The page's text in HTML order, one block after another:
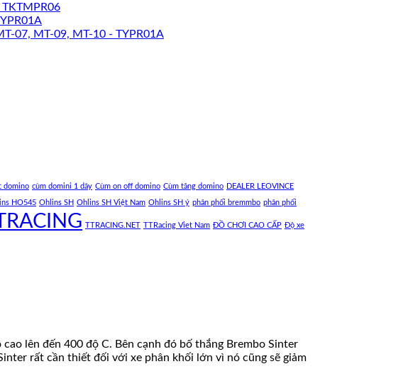
07, MT-09, MT-10 - TYPR01A
domino cùm domini 1 dây Cùm on off domino Cùm tăng domino DEALER LEOVINCE
HO545 Ohlins SH Ohlins SH Việt Nam Ohlins SH ý phân phối bremmbo phân phối
TTRACING.NET TTRacing Viet Nam ĐỒ CHƠI CAO CẤP Độ xe
lên đến 400 độ C. Bên cạnh đó bố thắng Brembo Sinter
rất cần thiết đối với xe phân khối lớn vì nó cũng sẽ giảm